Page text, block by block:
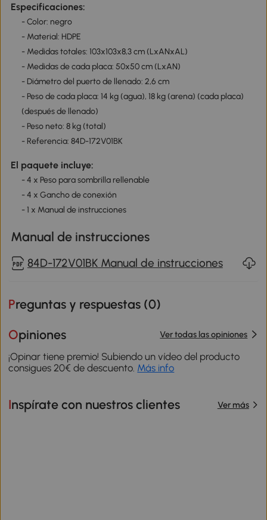
Especificaciones:
- Color: negro
- Material: HDPE
- Medidas totales: 103x103x8,3 cm (LxANxAL)
- Medidas de cada placa: 50x50 cm (LxAN)
- Diámetro del puerto de llenado: 2,6 cm
- Peso de cada placa: 14 kg (agua), 18 kg (arena) (cada placa)
(después de llenado)
- Peso neto: 8 kg (total)
- Referencia: 84D-172V01BK
El paquete incluye:
- 4 x Peso para sombrilla rellenable
- 4 x Gancho de conexión
- 1 x Manual de instrucciones
Manual de instrucciones
84D-172V01BK Manual de instrucciones
Preguntas y respuestas (0)
Opiniones Ver todas las opiniones
¡Opinar tiene premio! Subiendo un vídeo del producto
consigues 20€ de descuento. Más info
Inspírate con nuestros clientes Ver más